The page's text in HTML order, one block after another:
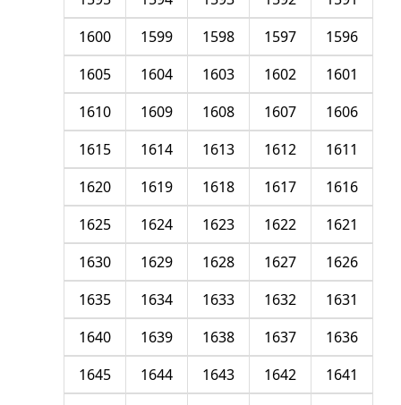
1596
1597
1598
1599
1600
1601
1602
1603
1604
1605
1606
1607
1608
1609
1610
1611
1612
1613
1614
1615
1616
1617
1618
1619
1620
1621
1622
1623
1624
1625
1626
1627
1628
1629
1630
1631
1632
1633
1634
1635
1636
1637
1638
1639
1640
1641
1642
1643
1644
1645